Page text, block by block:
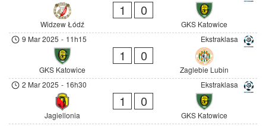
Widzew Łódź
1 0
GKS Katowice
Ekstraklasa
9 Mar 2025 - 11h15
GKS Katowice
1 0
Zaglebie Lubin
Ekstraklasa
2 Mar 2025 - 16h30
Jagiellonia
1 0
GKS Katowice